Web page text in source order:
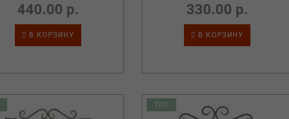
440.00 р.
В КОРЗИНУ
330.00 р.
В КОРЗИНУ
ТОП